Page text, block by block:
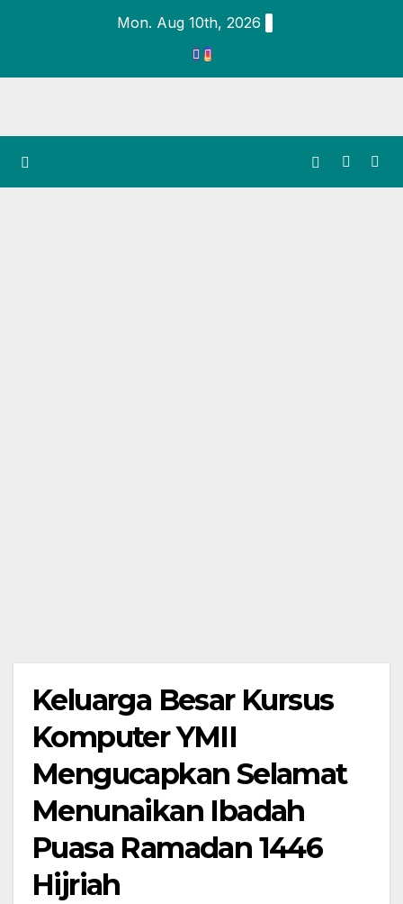
Mon. Aug 10th, 2026
Keluarga Besar Kursus
Komputer YMII
Mengucapkan Selamat
Menunaikan Ibadah
Puasa Ramadan 1446
Hijriah